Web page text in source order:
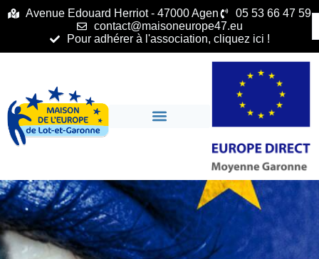
principalAvenue Edouard Herriot - 47000 Agen
05 53 66 47 59
contact@maisoneurope47.eu
Pour adhérer à l'association, cliquez ici !